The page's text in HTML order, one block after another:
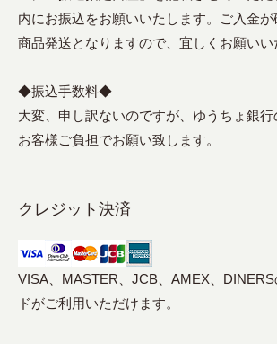
内にお振込をお願いいたします。ご入金
商品発送となりますので、宜しくお願いい
◆振込手数料◆
大変、申し訳ないのですが、ゆうちょ銀
お客様ご負担でお願い致します。
クレジット決済
VISA、MASTER、JCB、AMEX、
ドがご利用いただけます。